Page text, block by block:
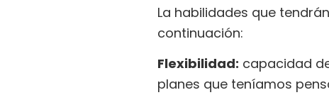
La habilidades que
continuación:
Flexibilidad: capacidad
planes que teníamos